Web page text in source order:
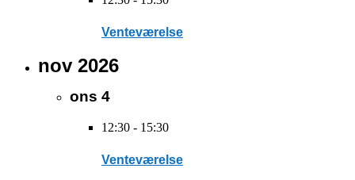
Venteværelse
nov 2026
ons 4
12:30 - 15:30
Venteværelse